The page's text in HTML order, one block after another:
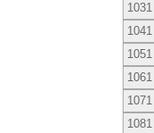
1031
1041
1051
1061
1071
1081